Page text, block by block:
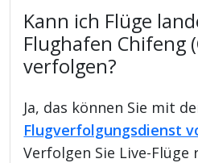
Kann ich Flüge
Flughafen Chifeng
verfolgen?
Ja, das können Sie mit
Flugverfolgungsdienst
Verfolgen Sie Live-